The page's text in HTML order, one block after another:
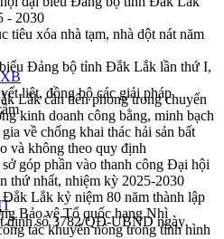
- 2030
tiêu xóa nhà tạm, nhà dột nát năm
Đảng bộ tỉnh Đắk Lắk lần thứ I,
Lắk cần tiên phong trong chuyển
kinh doanh công bằng, minh bạch
về chống khai thác hải sản bất
và không theo quy định
góp phần vào thanh công Đại hội
thứ nhất, nhiệm kỳ 2025-2030
Lắk kỷ niệm 80 năm thành lập
Bảo vệ Tổ quốc hạng Nhì
tác khuyến nông trong tình hình
liệt, đồng bộ các giải pháp
định số 3782/QĐ-UBND ngày